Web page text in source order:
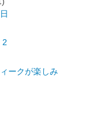
2
ークが楽しみ